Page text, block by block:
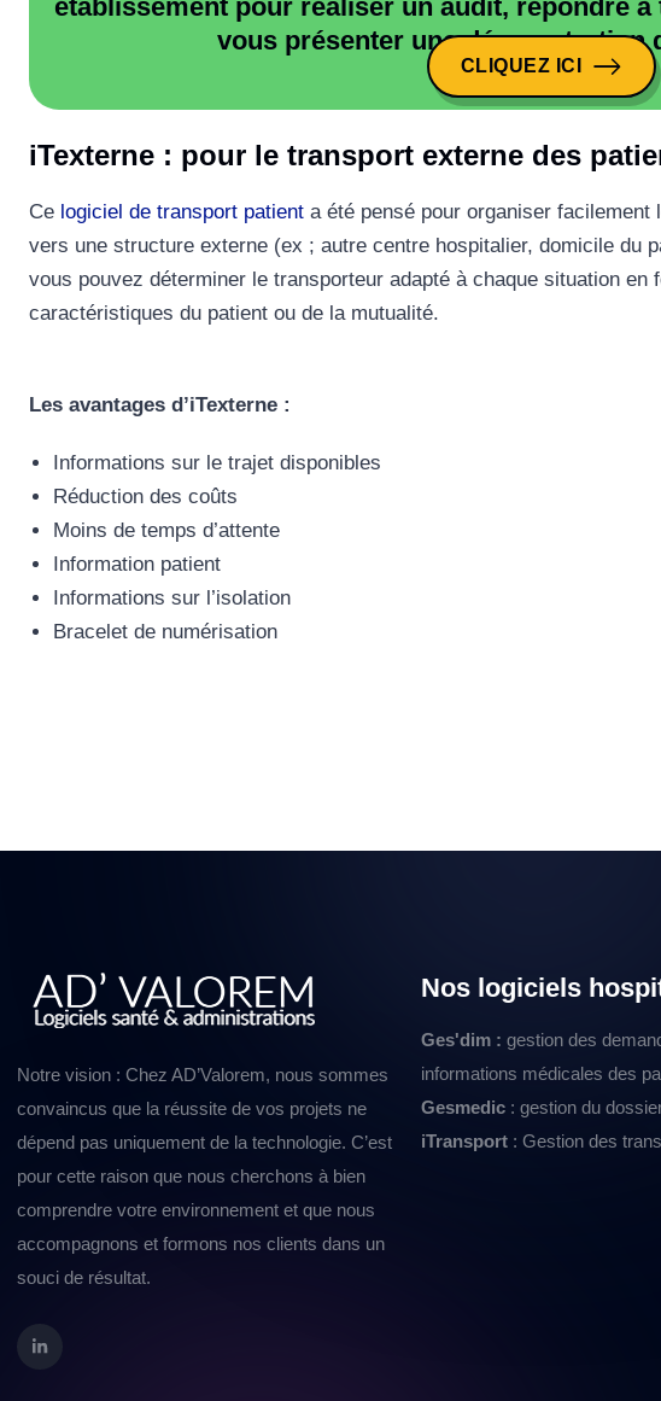
établissement pour réaliser un audit, répondre
vous présenter une démonstration
CLIQUEZ ICI
iTexterne : pour le transport externe des
Ce logiciel de transport patient a été pensé pour organiser facilement
vers une structure externe (ex ; autre centre hospitalier, domicile du
vous pouvez déterminer le transporteur adapté à chaque situation en
caractéristiques du patient ou de la mutualité.
Les avantages d’iTexterne :
Informations sur le trajet disponibles
Réduction des coûts
Moins de temps d’attente
Information patient
Informations sur l’isolation
Bracelet de numérisation
Notre vision : Chez AD’Valorem, nous sommes
convaincus que la réussite de vos projets ne
dépend pas uniquement de la technologie. C’est
pour cette raison que nous cherchons à bien
comprendre votre environnement et que nous
accompagnons et formons nos clients dans un
souci de résultat.
Nos logiciels
Ges'dim : gestion des
informations médicales des
Gesmedic : gestion du
iTransport : Gestion des